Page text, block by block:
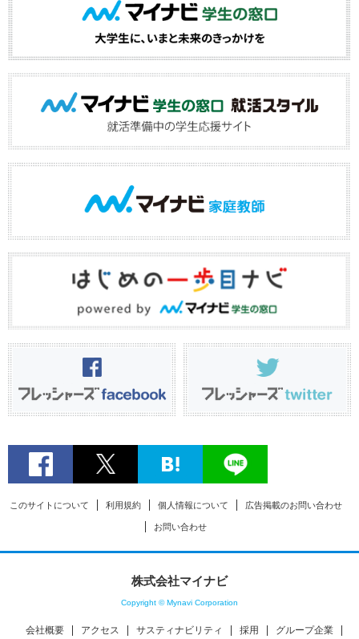
このサイトについて 利用規約 個人情報について 広告掲載のお問い合わせ
お問い合わせ
株式会社マイナビ
Copyright © Mynavi Corporation
会社概要 アクセス サスティナビリティ 採用 グループ企業